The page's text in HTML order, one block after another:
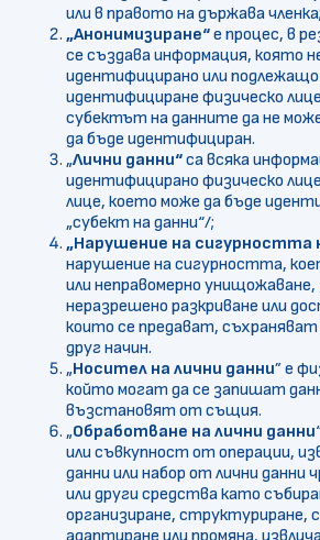
или в правото на държава членка;
„Анонимизиране“е процес, в
се създава информация, която
идентифицирано или
идентифициране физическо
субектът на данните да не
да бъде идентифициран.
„Лични данни“са всяка
идентифицирано физическо
лице, което може да бъде
„субект на данни“/;
„Нарушение на сигурността
нарушение на сигурността,
или неправомерно унищожаване,
неразрешено разкриване или
които се предават,
друг начин.
„Носител на лични данни” е
който могат да се запишат
възстановят от същия.
„Обработване на лични данни
или съвкупност от операции,
данни или набор от лични данни
или други средства като
организиране, структуриране,